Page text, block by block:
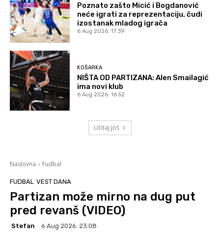
Poznato zašto Micić i Bogdanović
neće igrati za reprezentaciju, čudi
izostanak mladog igrača
6 Aug 2026. 17:39
KOŠARKA
NIŠTA OD PARTIZANA: Alen Smailagić
ima novi klub
6 Aug 2026. 16:52
Učitaj još